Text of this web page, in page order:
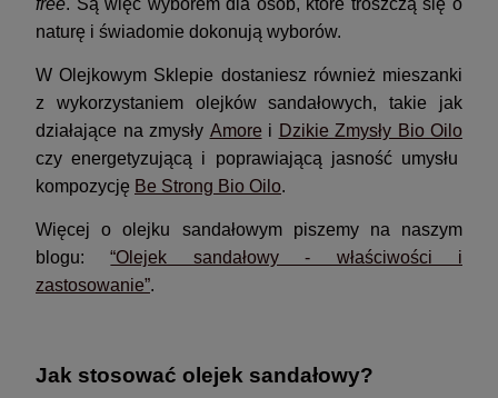
naturę i świadomie dokonują wyborów.
W Olejkowym Sklepie dostaniesz również mieszanki
z wykorzystaniem olejków sandałowych, takie jak
działające na zmysły Amore i Dzikie Zmysły Bio Oilo
czy energetyzującą i poprawiającą jasność umysłu
kompozycję Be Strong Bio Oilo.
Więcej o olejku sandałowym piszemy na naszym
blogu:“Olejek sandałowy - właściwości i
zastosowanie”.
Jak stosować olejek sandałowy?